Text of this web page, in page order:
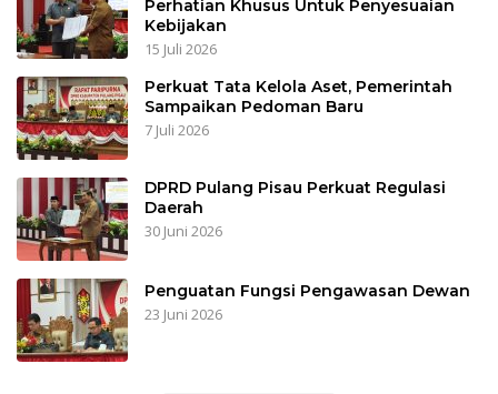
Perhatian Khusus Untuk Penyesuaian
Kebijakan
15 Juli 2026
Perkuat Tata Kelola Aset, Pemerintah
Sampaikan Pedoman Baru
7 Juli 2026
DPRD Pulang Pisau Perkuat Regulasi
Daerah
30 Juni 2026
Penguatan Fungsi Pengawasan Dewan
23 Juni 2026